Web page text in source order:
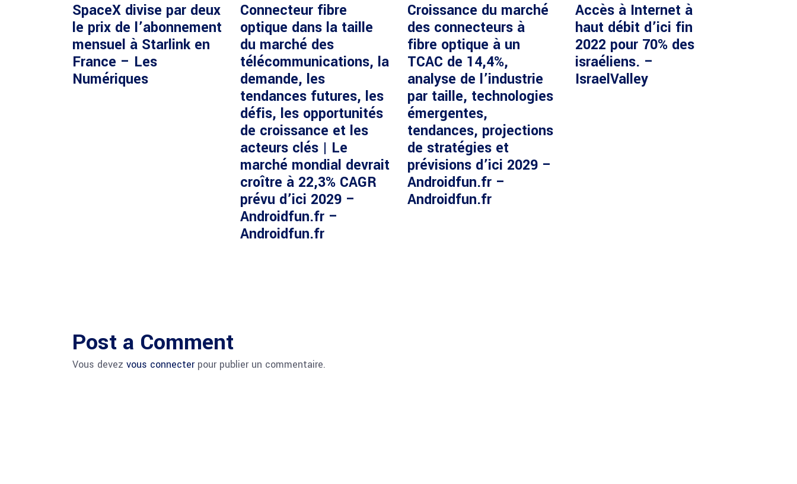
SpaceX divise par deux
le prix de l’abonnement
mensuel à Starlink en
France – Les
Numériques
Connecteur fibre
optique dans la taille
du marché des
télécommunications, la
demande, les
tendances futures, les
défis, les opportunités
de croissance et les
acteurs clés | Le
marché mondial devrait
croître à 22,3% CAGR
prévu d’ici 2029 –
Androidfun.fr –
Androidfun.fr
Croissance du marché
des connecteurs à
fibre optique à un
TCAC de 14,4%,
analyse de l’industrie
par taille, technologies
émergentes,
tendances, projections
de stratégies et
prévisions d’ici 2029 –
Androidfun.fr –
Androidfun.fr
Accès à Internet à
haut débit d’ici fin
2022 pour 70% des
israéliens. –
IsraelValley
Post a Comment
Vous devez vous connecterpour publier un commentaire.